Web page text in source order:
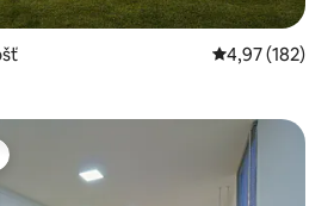
Gemiddelde
4,97 (182)